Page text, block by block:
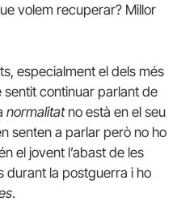
volem recuperar? Millor
especialment el dels més
continuar parlant de
normalitatno està en el seu
senten a parlar però no ho
el jovent l’abast de les
durant la postguerra i ho
.